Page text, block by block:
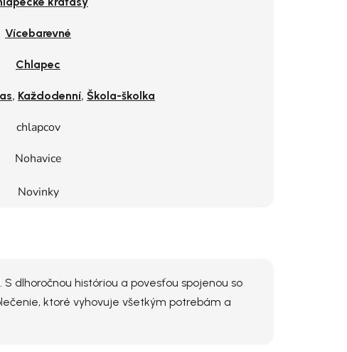
Vícebarevné
Chlapec
, Každodenní, Škola-školka
chlapcov
Nohavice
Novinky
dlhoročnou históriou a povesťou spojenou so
ktoré vyhovuje všetkým potrebám a